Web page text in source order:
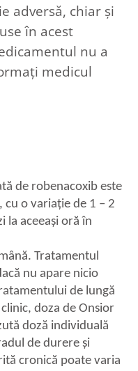
adversă, chiar și
în acest
nu a
medicul
de robenacoxib este
o variaţie de 1 – 2
la aceeaşi oră în
Tratamentul
nu apare nicio
de lungă
doza de Onsior
doză individuală
de durere și
cronică poate varia